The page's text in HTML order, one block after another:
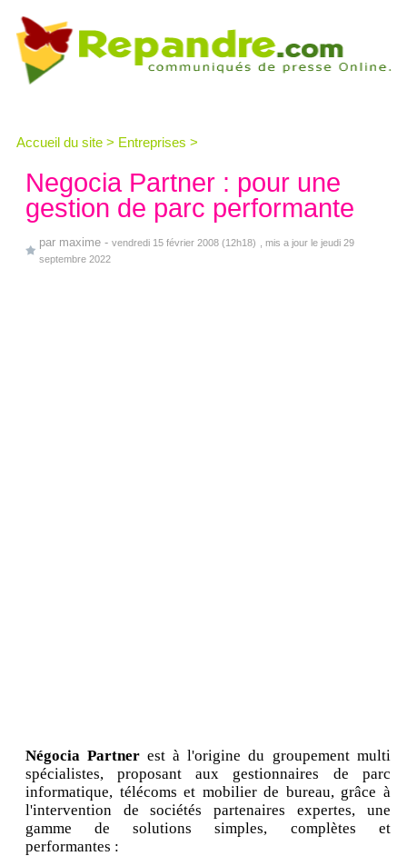
Accueil du site > Entreprises >
Negocia Partner : pour une
gestion de parc performante
par maxime - vendredi 15 février 2008 (12h18)
, mis a jour le jeudi 29
septembre 2022
Négocia Partner est à l'origine du groupement multi
spécialistes, proposant aux gestionnaires de parc
informatique, télécoms et mobilier de bureau, grâce à
l'intervention de sociétés partenaires expertes, une
gamme de solutions simples, complètes et
performantes :